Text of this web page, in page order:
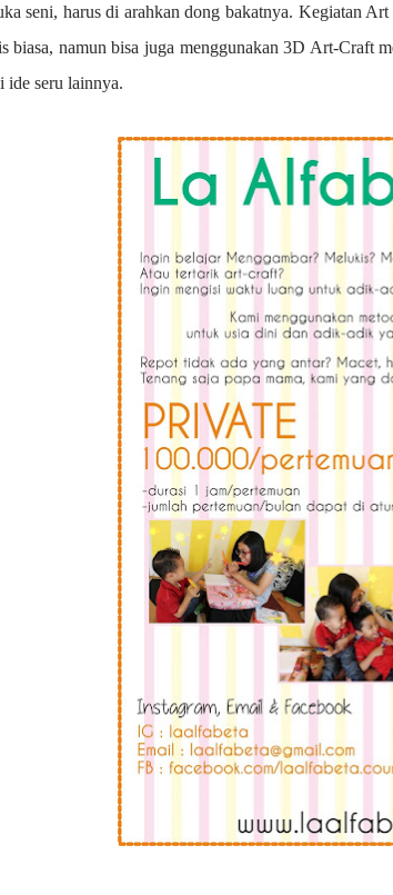
seni, harus di arahkan dong bakatnya. Kegiatan
biasa, namun bisa juga menggunakan 3D Art-Craft
ide seru lainnya.